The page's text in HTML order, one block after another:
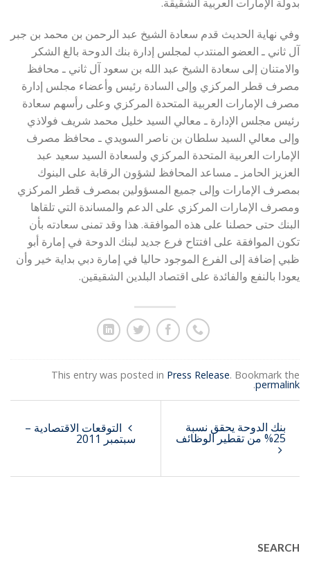
وفي نهاية الحديث قدم سعادة الشيخ عبد الرحمن بن محمد بن جبر
آل ثاني ـ العضو المنتدب لمجلس إدارة بنك الدوحة بالغ الشكر
والامتنان إلى سعادة الشيخ عبد الله بن سعود آل ثاني ـ محافظ
مصرف قطر المركزي وإلى السادة رئيس وأعضاء مجلس إدارة
مصرف الإمارات العربية المتحدة المركزي وعلى رأسهم سعادة
رئيس مجلس الإدارة ـ معالي السيد خليل محمد شريف فولاذي
وإلى معالي السيد سلطان بن ناصر السويدي ـ محافظ مصرف
الإمارات العربية المتحدة المركزي ولسعادة السيد سعيد عبد
العزيز الحامز ـ مساعد المحافظ لشؤون الرقابة على البنوك
بمصرف الإمارات وإلى جميع المسؤولين بمصرف قطر المركزي
ومصرف الإمارات المركزي على الدعم والمساندة التي تلقاها
البنك حتى حصلنا على هذه الموافقة. هذا وقد تمنى سعادته بأن
تكون الموافقة على افتتاح فرع جديد لبنك الدوحة في إمارة أبو
ظبي إضافة إلى الفرع الموجود حاليا في إمارة دبي بداية خير وأن
يعودا بالنفع والفائدة على اقتصاد البلدين الشقيقين.
This entry was posted in Press Release. Bookmark the
permalink
.
التوقعات الاقتصادية –
سبتمبر 2011
بنك الدوحة يحقق نسبة
25% من تقطير الوظائف
SEARCH